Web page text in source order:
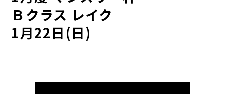
Ｂクラス レイク
1月22日(日)